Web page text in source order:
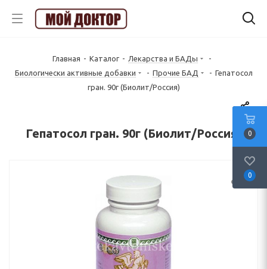
Главная - Каталог - Лекарства и БАДы
-
Биологически активные добавки
- Прочие БАД - Гепатосол
гран. 90г (Биолит/Россия)
Гепатосол гран. 90г (Биолит/Россия) 0
0